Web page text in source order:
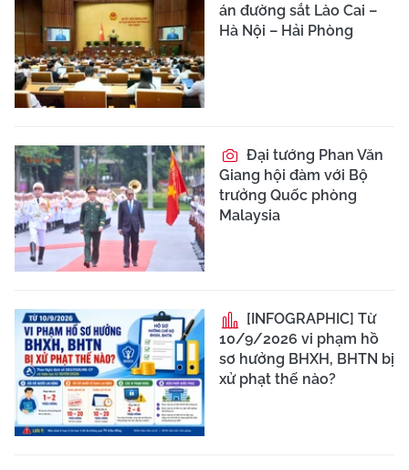
án đường sắt Lào Cai –
Hà Nội – Hải Phòng
Đại tướng Phan Văn
Giang hội đàm với Bộ
trưởng Quốc phòng
Malaysia
[INFOGRAPHIC] Từ
10/9/2026 vi phạm hồ
sơ hưởng BHXH, BHTN bị
xử phạt thế nào?